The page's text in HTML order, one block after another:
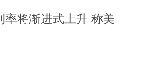
率将渐进式上升 称美